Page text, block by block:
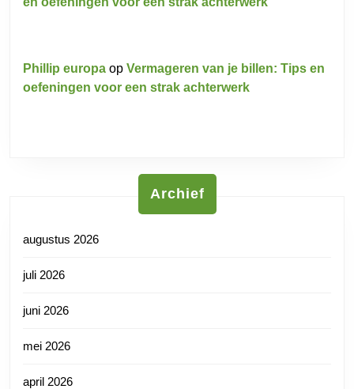
Phillip europa op Vermageren van je billen: Tips en
oefeningen voor een strak achterwerk
Archief
augustus 2026
juli 2026
juni 2026
mei 2026
april 2026